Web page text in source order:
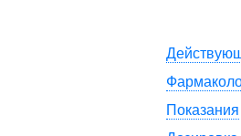
Показания